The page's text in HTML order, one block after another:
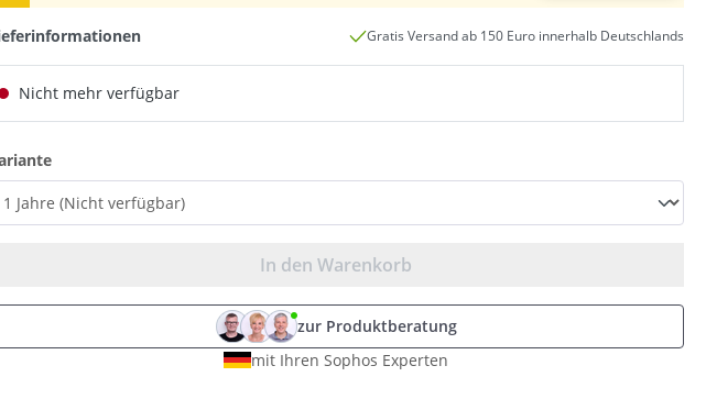
Gratis Versand ab 150 Euro innerhalb Deutschlands
Nicht mehr verfügbar
auswählen
In den Warenkorb
zur Produktberatung
mit Ihren Sophos Experten